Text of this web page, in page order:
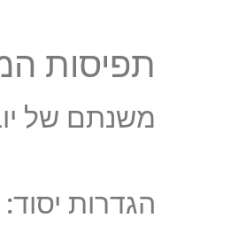
תפיסות
משנתם של
הגדרות